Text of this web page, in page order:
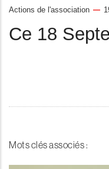
Actions de l'association
Ce 18
Mots clés associés :